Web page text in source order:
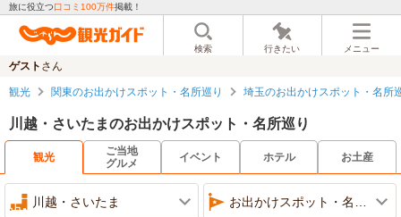
旅に役立つ口コミ100万件掲載！
検索 行きたい メニュー
ゲスト さん
観光 関東のお出かけスポット・名所巡り 埼玉のお出かけスポット・名所
川越・さいたまのお出かけスポット・名所巡り
観光
ご当地
グルメ
イベント ホテル お土産
川越・さいたま お出かけスポット・名所巡り